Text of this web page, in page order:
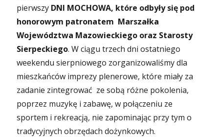
pierwszy DNI MOCHOWA, które odbyły się pod
honorowym patronatem Marszałka
Województwa Mazowieckiego oraz Starosty
Sierpeckiego. W ciągu trzech dni ostatniego
weekendu sierpniowego zorganizowaliśmy dla
mieszkańców imprezy plenerowe, które miały za
zadanie zintegrować ze sobą różne pokolenia,
poprzez muzykę i zabawę, w połączeniu ze
sportem i rekreacją, nie zapominając przy tym o
tradycyjnych obrzędach dożynkowych.